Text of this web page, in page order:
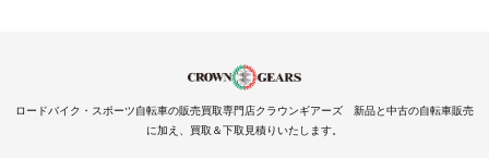
ロードバイク・スポーツ自転車の販売買取専門店クラウンギアーズ 新品と中古の自転車販売
に加え、買取＆下取見積りいたします。